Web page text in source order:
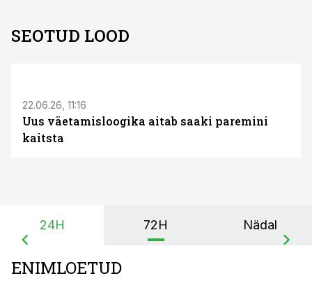
SEOTUD LOOD
22.06.26, 11:16
Uus väetamisloogika aitab saaki paremini
kaitsta
24H 72H Nädal
ENIMLOETUD